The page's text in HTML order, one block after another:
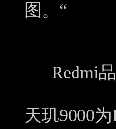
图。“
Redmi
天玑9000